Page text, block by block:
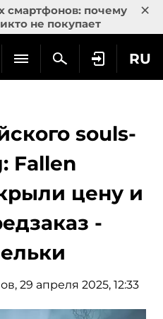
смартфонов: почему
не покупает
×
RU
souls-
Fallen
цену и
-
, 29 апреля 2025, 12:33